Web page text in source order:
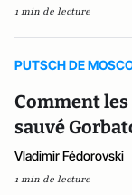
1 min de lecture
PUTSCH DE
Comment
sauvé
Vladimir Fédorovski
1 min de lecture